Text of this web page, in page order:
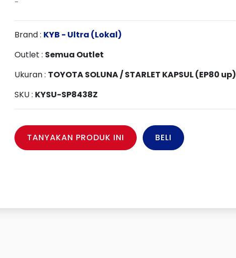
Brand : KYB - Ultra (Lokal)
Outlet : Semua Outlet
Ukuran : TOYOTA SOLUNA / STARLET KAPSUL (EP80 up)
SKU : KYSU-SP8438Z
TANYAKAN PRODUK INI BELI